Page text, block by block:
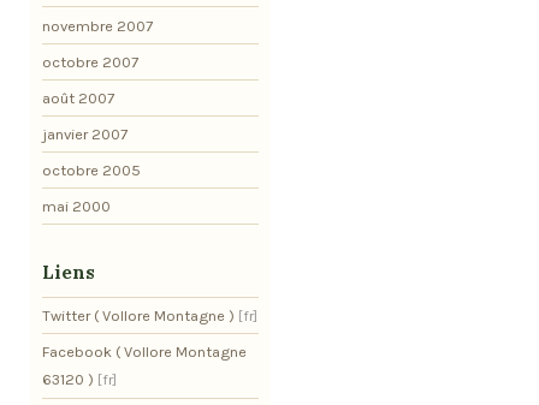
novembre 2007
octobre 2007
août 2007
janvier 2007
octobre 2005
mai 2000
Liens
Twitter ( Vollore Montagne )
Facebook ( Vollore Montagne
63120 )